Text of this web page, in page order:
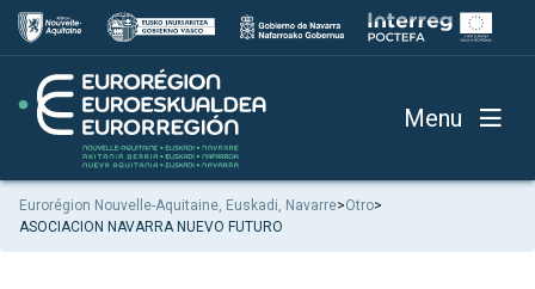
Menu
Eurorégion Nouvelle-Aquitaine, Euskadi, Navarre>Otro>
ASOCIACION NAVARRA NUEVO FUTURO